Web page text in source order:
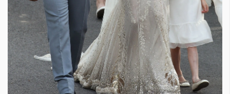
Ако нашият сайт ви харесва, можете да се абонирате за
седмичния ни нюзлетър тук:
© 2026, HighViewArt | Всички права запазени